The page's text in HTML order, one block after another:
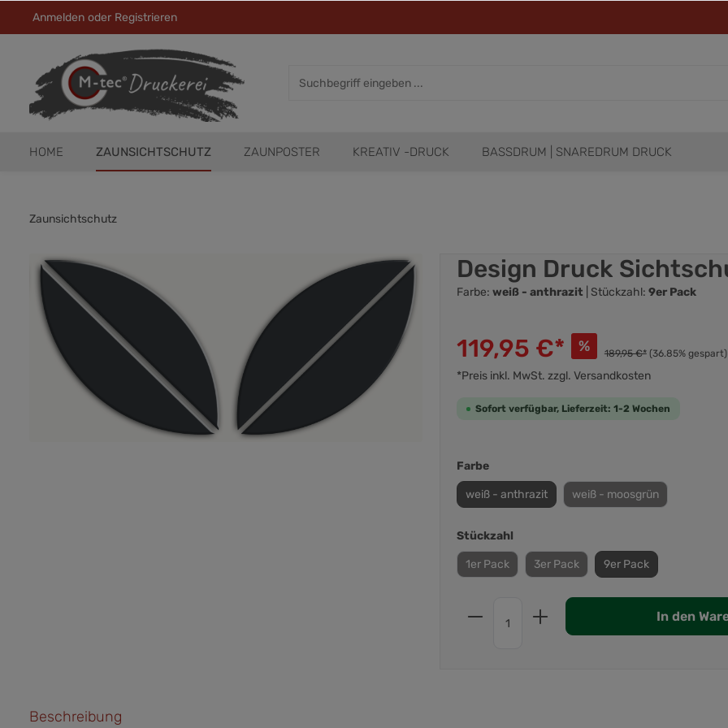
Anmelden oder Registrieren
HOME ZAUNSICHTSCHUTZ ZAUNPOSTER KREATIV -DRUCK BASSDRUM | SNAREDRUM DRUCK
Zaunsichtschutz
Design Druck
Farbe: weiß - anthrazit | Stückzahl: 9er Pack
119,95 €* % 189,95 €* (36.85% gespart)
*Preis inkl. MwSt. zzgl. Versandkosten
Sofort verfügbar, Lieferzeit: 1-2 Wochen
Farbe
weiß - anthrazit weiß - moosgrün
Stückzahl
1er Pack 3er Pack 9er Pack
In den
Beschreibung